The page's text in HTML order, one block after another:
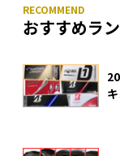
おすすめラ